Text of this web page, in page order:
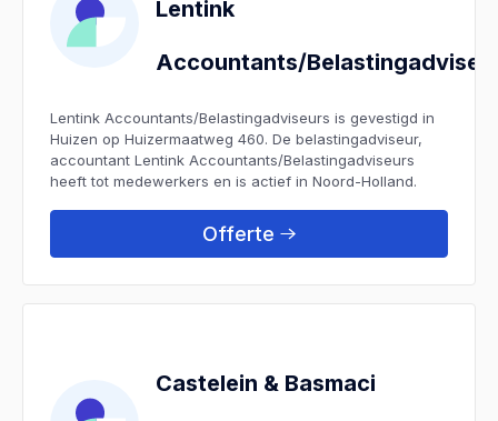
Lentink
Accountants/
Lentink Accountants/Belastingadviseurs is gevestigd in
Huizen op Huizermaatweg 460. De belastingadviseur,
accountant Lentink Accountants/Belastingadviseurs
heeft tot medewerkers en is actief in Noord-Holland.
Offerte
Castelein & Basmaci